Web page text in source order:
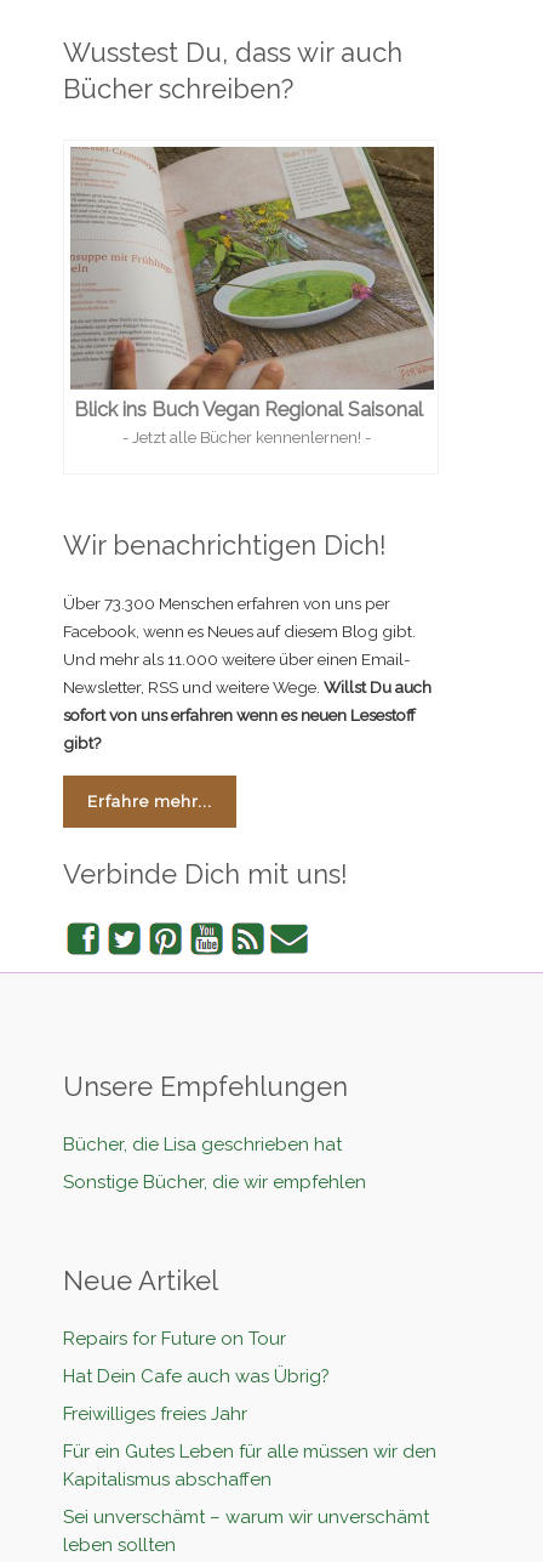
Wusstest Du, dass wir auch
Bücher schreiben?
Blick ins Buch Vegan Regional Saisonal
- Jetzt alle Bücher kennenlernen! -
Wir benachrichtigen Dich!
Über 73.300 Menschen erfahren von uns per
Facebook, wenn es Neues auf diesem Blog gibt.
Und mehr als 11.000 weitere über einen Email-
Newsletter, RSS und weitere Wege.Willst Du auch
sofort von uns erfahren wenn es neuen Lesestoff
gibt?
Erfahre mehr...
Verbinde Dich mit uns!
Facebook
TwitterPinterestYouTubeRSS
Unsere Empfehlungen
Bücher, die Lisa geschrieben hat
Sonstige Bücher, die wir empfehlen
Neue Artikel
Repairs for Future on Tour
Hat Dein Cafe auch was Übrig?
Freiwilliges freies Jahr
Für ein Gutes Leben für alle müssen wir den
Kapitalismus abschaffen
Sei unverschämt – warum wir unverschämt
leben sollten